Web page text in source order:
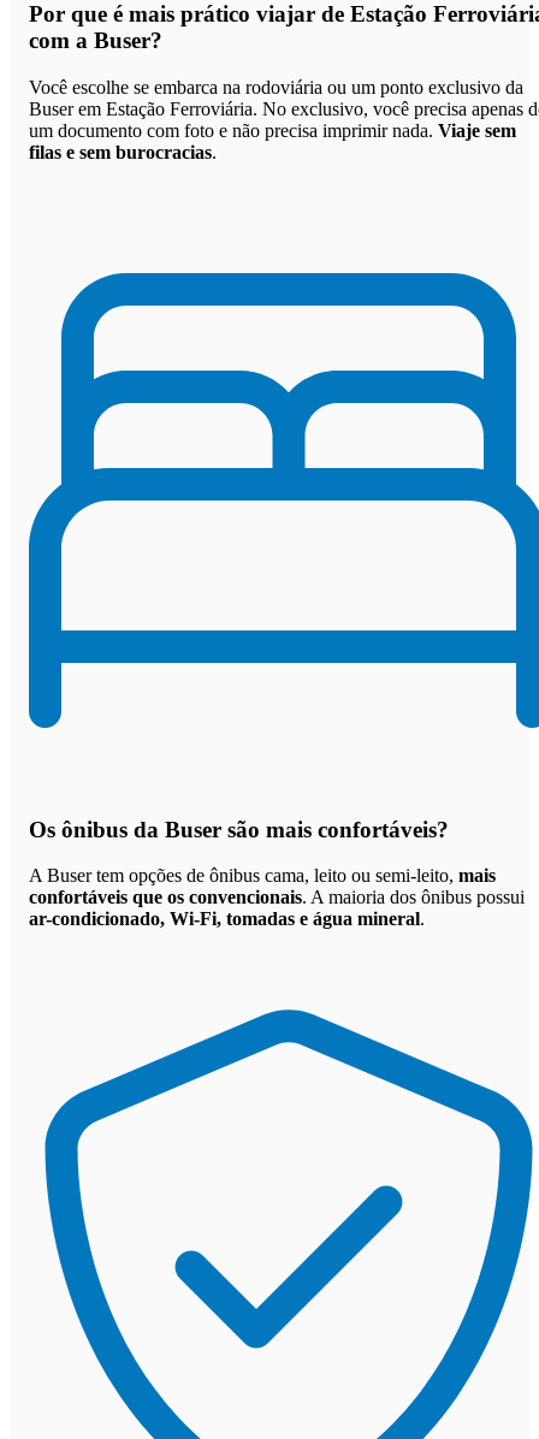
Por que é mais prático viajar de Estação
com a Buser?
Você escolhe se embarca na rodoviária ou um ponto exclusivo da
Buser em Estação Ferroviária. No exclusivo, você precisa apenas
um documento com foto e não precisa imprimir nada. Viaje sem
filas e sem burocracias.
Os ônibus da Buser são mais confortáveis?
A Buser tem opções de ônibus cama, leito ou semi-leito, mais
confortáveis que os convencionais. A maioria dos ônibus possui
ar-condicionado, Wi-Fi, tomadas e água mineral.